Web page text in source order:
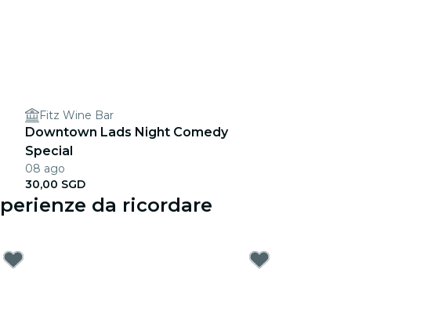
Fitz Wine Bar
Downtown Lads Night Comedy
Special
08 ago
30,00 SGD
da ricordare